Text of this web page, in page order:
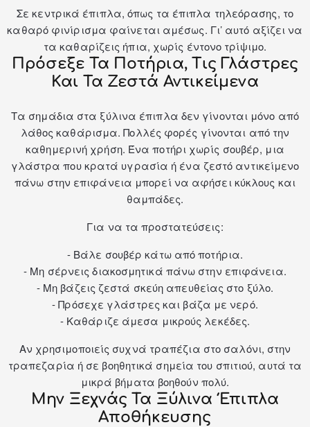
Σε κεντρικά έπιπλα, όπως τα έπιπλα τηλεόρασης, το
καθαρό φινίρισμα φαίνεται αμέσως. Γι’ αυτό αξίζει να
τα καθαρίζεις ήπια, χωρίς έντονο τρίψιμο.
Πρόσεξε Τα Ποτήρια, Τις Γλάστρες
Και Τα Ζεστά Αντικείμενα
Τα σημάδια στα ξύλινα έπιπλα δεν γίνονται μόνο από
λάθος καθάρισμα. Πολλές φορές γίνονται από την
καθημερινή χρήση. Ένα ποτήρι χωρίς σουβέρ, μια
γλάστρα που κρατά υγρασία ή ένα ζεστό αντικείμενο
πάνω στην επιφάνεια μπορεί να αφήσει κύκλους και
θαμπάδες.
Για να τα προστατεύσεις:
- Βάλε σουβέρ κάτω από ποτήρια.
- Μη σέρνεις διακοσμητικά πάνω στην επιφάνεια.
- Μη βάζεις ζεστά σκεύη απευθείας στο ξύλο.
- Πρόσεχε γλάστρες και βάζα με νερό.
- Καθάριζε άμεσα μικρούς λεκέδες.
Αν χρησιμοποιείς συχνά τραπέζια στο σαλόνι, στην
τραπεζαρία ή σε βοηθητικά σημεία του σπιτιού, αυτά τα
μικρά βήματα βοηθούν πολύ.
Μην Ξεχνάς Τα Ξύλινα Έπιπλα
Αποθήκευσης